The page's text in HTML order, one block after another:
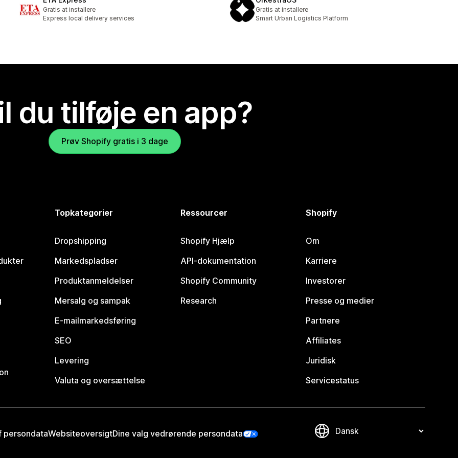
Gratis at installere
Express local delivery services
Gratis at installere
Smart Urban Logistics Platform
du tilføje en app?
Prøv Shopify gratis i 3 dage
Topkategorier
Dropshipping
Markedspladser
Produktanmeldelser
Mersalg og sampak
E-mailmarkedsføring
SEO
Levering
Valuta og oversættelse
Ressourcer
Shopify Hjælp
API-dokumentation
Shopify Community
Research
Shopify
Om
Karriere
Investorer
Presse og medier
Partnere
Affiliates
Juridisk
Servicestatus
persondataWebsiteoversigtDine valg vedrørende persondata